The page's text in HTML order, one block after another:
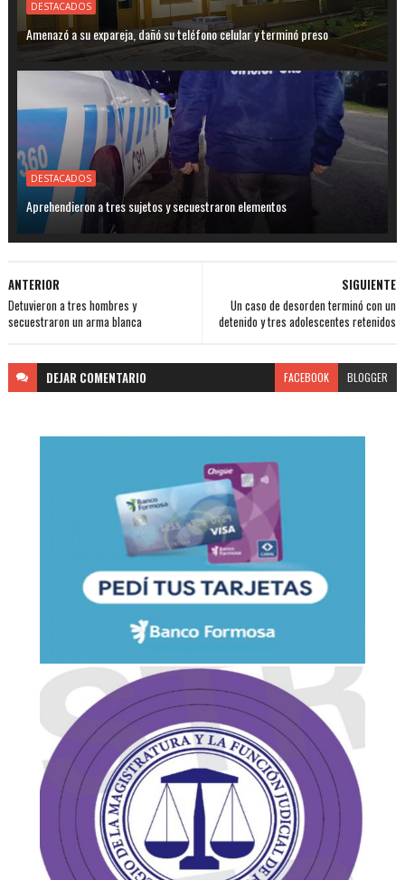
DESTACADOS
Amenazó a su expareja, dañó su teléfono celular y terminó preso
DESTACADOS
Aprehendieron a tres sujetos y secuestraron elementos
SIGUIENTE
Un caso de desorden terminó con un
detenido y tres adolescentes retenidos
ANTERIOR
Detuvieron a tres hombres y
secuestraron un arma blanca
DEJAR COMENTARIO FACEBOOK BLOGGER